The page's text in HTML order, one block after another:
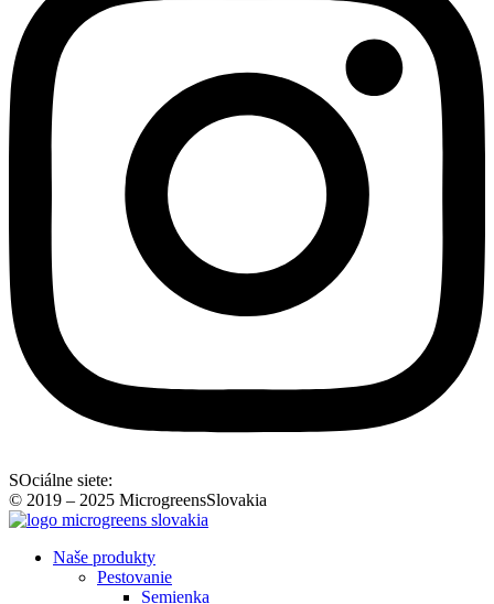
SOciálne siete:
© 2019 – 2025 MicrogreensSlovakia
Naše produkty
Pestovanie
Semienka